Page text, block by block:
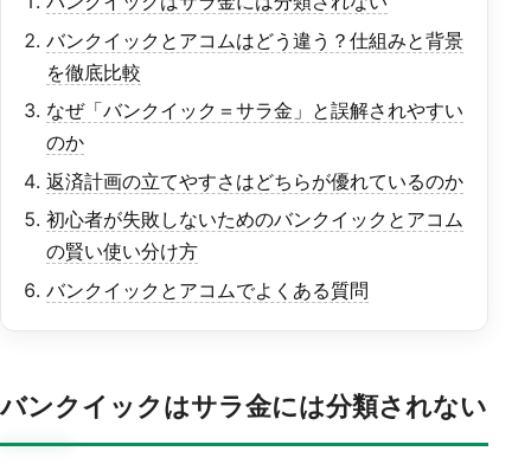
バンクイックとアコムはどう違う？仕組みと背景
を徹底比較
なぜ「バンクイック＝サラ金」と誤解されやすい
のか
返済計画の立てやすさはどちらが優れているのか
初心者が失敗しないためのバンクイックとアコム
の賢い使い分け方
バンクイックとアコムでよくある質問
バンクイックはサラ金には分類されない